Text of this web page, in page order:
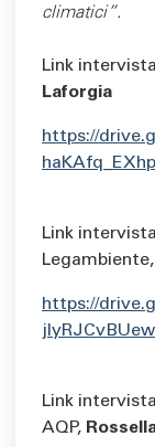
climatici”.
Link
Laforgia
https://
Link
Legambiente,
https://
Link
AQP,